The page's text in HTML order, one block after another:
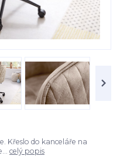
Křeslo do kanceláře na
celý popis